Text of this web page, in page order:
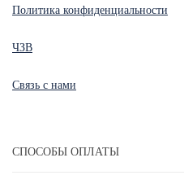
Политика конфиденциальности
ЧЗВ
Связь с нами
СПОСОБЫ ОПЛАТЫ